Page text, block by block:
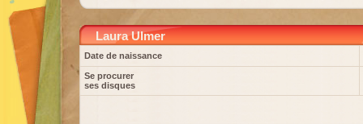
Laura Ulmer
Date de naissance
Se procurer
ses disques